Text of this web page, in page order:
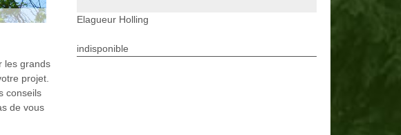
les grands
projet.
conseils
de vous
Elagueur Holling
indisponible